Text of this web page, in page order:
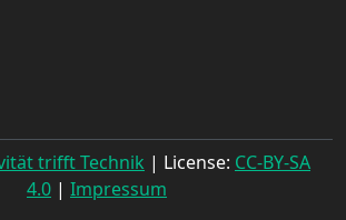
trifft Technik | License: CC-BY-SA
4.0 | Impressum